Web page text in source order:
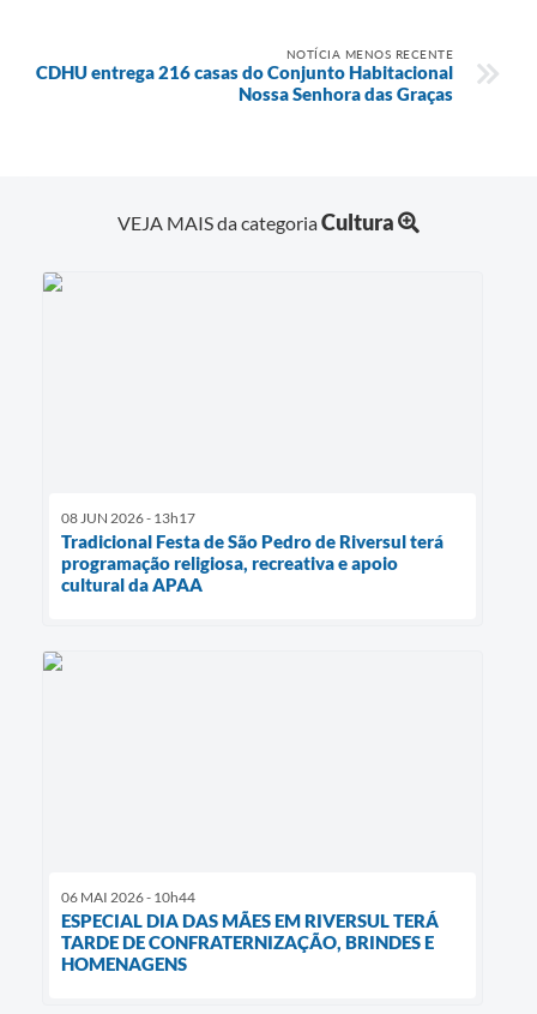
NOTÍCIA MENOS RECENTE
CDHU entrega 216 casas do Conjunto Habitacional
Nossa Senhora das Graças
VEJA MAIS da categoriaCultura
08 JUN 2026 - 13h17
Tradicional Festa de São Pedro de Riversul terá
programação religiosa, recreativa e apoio
cultural da APAA
06 MAI 2026 - 10h44
ESPECIAL DIA DAS MÃES EM RIVERSUL TERÁ
TARDE DE CONFRATERNIZAÇÃO, BRINDES E
HOMENAGENS